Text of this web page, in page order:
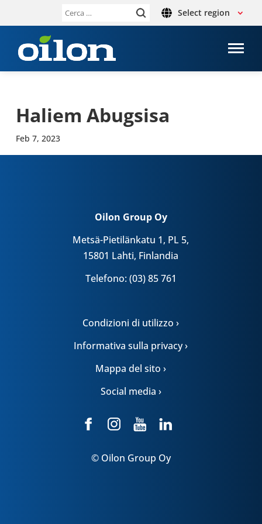
Ricerca Select region
Haliem Abug­sisa
Feb 7, 2023
Oilon Group Oy
Metsä-Pietilänkatu 1, PL 5,
15801 Lahti, Finlandia
Telefono: (03) 85 761
Condizioni di utilizzo ›
Informativa sulla privacy ›
Mappa del sito ›
Social media ›
© Oilon Group Oy